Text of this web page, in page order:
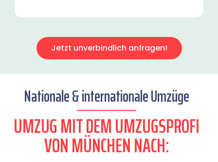
Jetzt unverbindlich anfragen!
Nationale & internationale Umzüge
UMZUG MIT DEM UMZUGSPROFI
VON MÜNCHEN NACH: